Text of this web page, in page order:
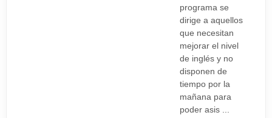
programa se
dirige a aquellos
que necesitan
mejorar el nivel
de inglés y no
disponen de
tiempo por la
mañana para
poder asis ...